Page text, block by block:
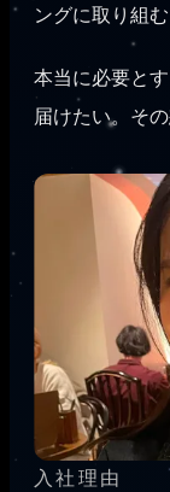
ングに取り組
本当に必要と
届けたい。そ
入社理由